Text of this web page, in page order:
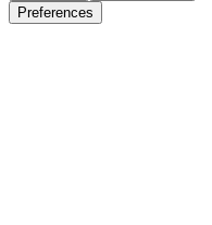
Preferences